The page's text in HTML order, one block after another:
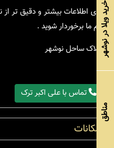
برای اطلاعات بیشتر و دقیق تر
تیم ما برخوردار شوید .
املاک ساحل نوشهر
تماس با علی اکبر ترک
امکانات
خرید ویلا در نوشهر
مناطق